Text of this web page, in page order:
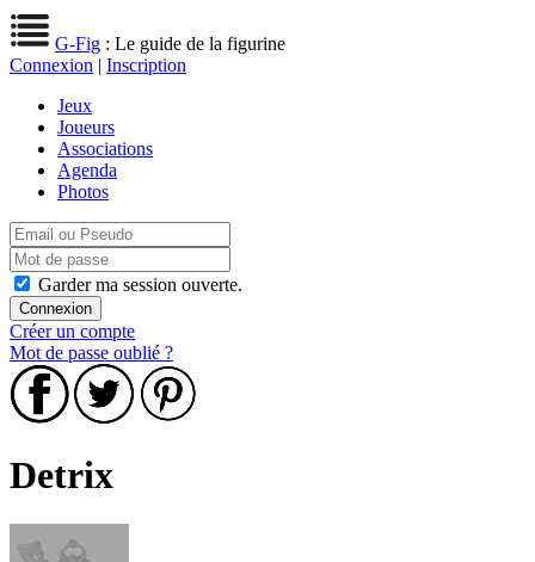
G-Fig : Le guide de la figurine
Connexion | Inscription
Jeux
Joueurs
Associations
Agenda
Photos
Garder ma session ouverte.
Créer un compte
Mot de passe oublié ?
Detrix